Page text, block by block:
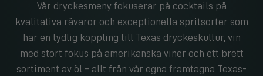
Vår dryckesmeny fokuserar på cocktails på
kvalitativa råvaror och exceptionella spritsorter som
har en tydlig koppling till Texas dryckeskultur, vin
med stort fokus på amerikanska viner och ett brett
sortiment av öl – allt från vår egna framtagna Texas-